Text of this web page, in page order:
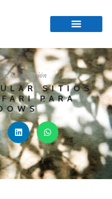
,maquetación
SITIOS
PARA